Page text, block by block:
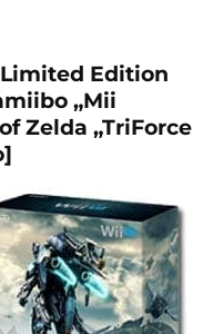
Edition
„Mii
Zelda „TriForce